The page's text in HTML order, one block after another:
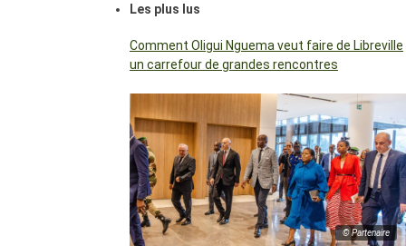
Les plus lus
Comment Oligui Nguema veut faire de Libreville
un carrefour de grandes rencontres
© Partenaire